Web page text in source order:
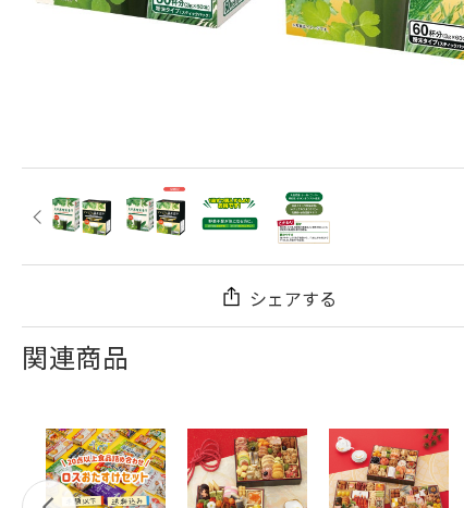
シェアする
関連商品